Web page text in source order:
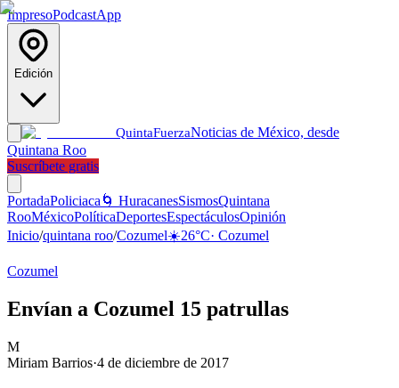
ImpresoPodcastApp
Edición
QuintaFuerzaNoticias de México, desde
Quintana Roo
Suscríbete gratis
PortadaPoliciaca 🌀 HuracanesSismosQuintana
RooMéxicoPolíticaDeportesEspectáculosOpinión
Inicio/quintana roo/Cozumel☀️26°C· Cozumel
Cozumel
Envían a Cozumel 15 patrullas
M
Miriam Barrios·4 de diciembre de 2017